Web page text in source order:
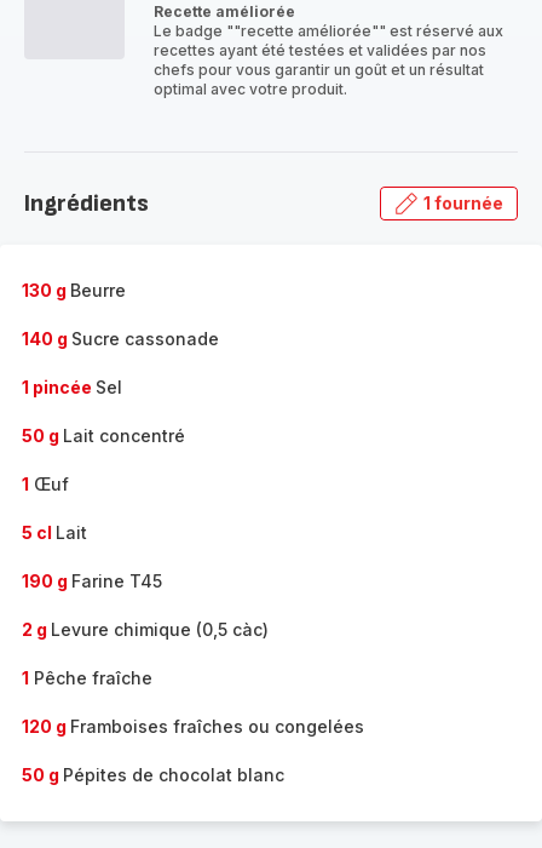
Recette améliorée
Le badge ""recette améliorée"" est réservé aux
recettes ayant été testées et validées par nos
chefs pour vous garantir un goût et un résultat
optimal avec votre produit.
Ingrédients 1 fournée
130 g Beurre
140 g Sucre cassonade
1 pincée Sel
50 g Lait concentré
1 Œuf
5 cl Lait
190 g Farine T45
2 g Levure chimique (0,5 càc)
1 Pêche fraîche
120 g Framboises fraîches ou congelées
50 g Pépites de chocolat blanc